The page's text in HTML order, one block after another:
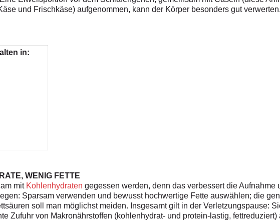
und Frischkäse) aufgenommen, kann der Körper besonders gut verwerten.
in:
WENIG FETTE
mit Kohlenhydraten gegessen werden, denn das verbessert die Aufnahme
Sparsam verwenden und bewusst hochwertige Fette auswählen; die
soll man möglichst meiden. Insgesamt gilt in der Verletzungspause:
Zufuhr von Makronährstoffen (kohlenhydrat- und protein-lastig,